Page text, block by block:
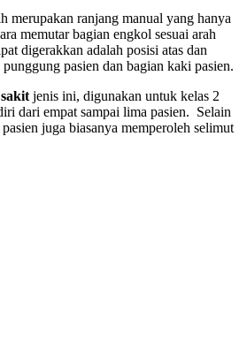
merupakan ranjang manual yang hanya
memutar bagian engkol sesuai arah
digerakkan adalah posisi atas dan
pasien dan bagian kaki pasien.
jenis ini, digunakan untuk kelas 2
dari empat sampai lima pasien. Selain
juga biasanya memperoleh selimut